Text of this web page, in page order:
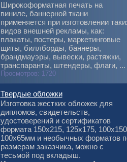
Широкоформатная печать на
виниле, баннерной ткани
применяется при изготовлении
видов внешней рекламы, как:
плакаты, постеры, маркетинговые
щиты, биллборды, баннеры,
брандмауэры, вывески, растяжки,
транспаранты, штендеры, флаги, ...
Просмотров: 1720
Твердые обложки
Изготовка жестких обложек для
дипломов, свидетельств,
удостоверений и сертификатов
формата 150х215, 125х175,
100х65мм и необычных форматов
размерам заказчика, можно с
тесьмой под вкладыш.